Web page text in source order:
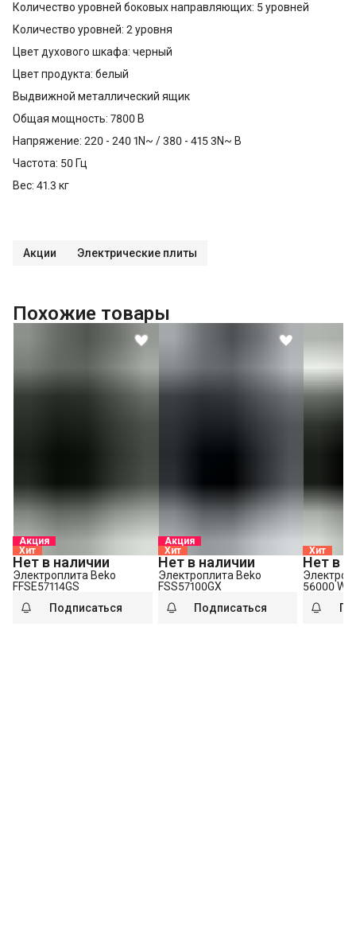
Количество уровней боковых направляющих: 5 уровней
Количество уровней: 2 уровня
Цвет духового шкафа: черный
Цвет продукта: белый
Выдвижной металлический ящик
Общая мощность: 7800 В
Напряжение: 220 - 240 1N~ / 380 - 415 3N~ В
Частота: 50 Гц
Вес: 41.3 кг
Акции Электрические плиты
Похожие товары
Акция
Хит
Нет в наличии
Электроплита Beko
FFSE57114GS
Подписаться
Акция
Хит
Нет в наличии
Электроплита Beko
FSS57100GX
Подписаться
Хит
Нет в
56000 W